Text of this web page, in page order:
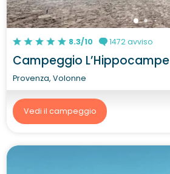
8.3/10 1472 avviso
Campeggio L’Hippocampe
Provenza, Volonne
Vedi il campeggio